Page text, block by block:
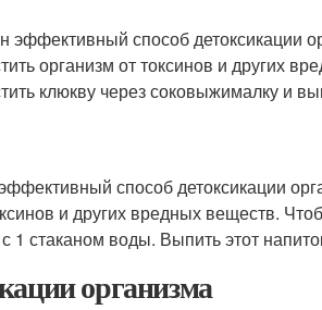
эффективный способ детоксикации
организм от токсинов и других
клюкву через соковыжималку и
способ детоксикации
и других вредных веществ.
1 стаканом воды. Выпить этот
организма